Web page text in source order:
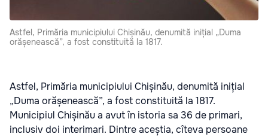
Astfel, Primăria municipiului Chișinău, denumită inițial „Duma
orășenească”, a fost constituită la 1817.
Astfel, Primăria municipiului Chișinău, denumită inițial
„Duma orășenească”, a fost constituită la 1817.
Municipiul Chișinău a avut în istoria sa 36 de primari,
inclusiv doi interimari. Dintre aceștia, cîteva persoane